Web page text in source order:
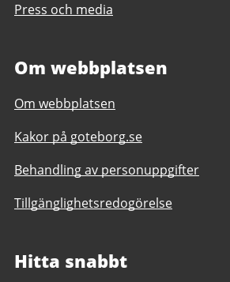
Press och media
Om webbplatsen
Om webbplatsen
Kakor på goteborg.se
Behandling av personuppgifter
Tillgänglighetsredogörelse
Hitta snabbt